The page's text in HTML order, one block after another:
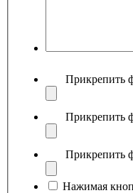
Прикрепить
Прикрепить
Прикрепить
Нажимая